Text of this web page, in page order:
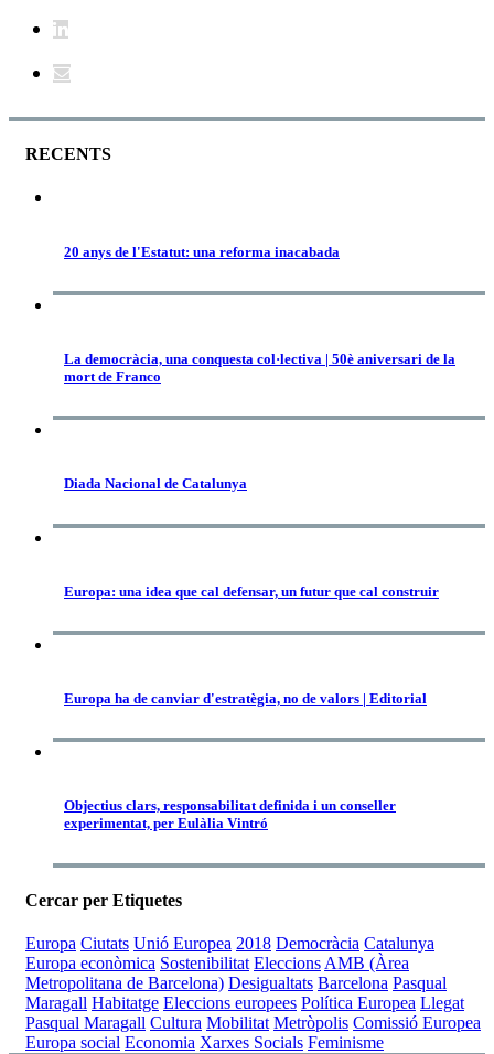
RECENTS
20 anys de l'Estatut: una reforma inacabada
La democràcia, una conquesta col·lectiva | 50è aniversari de la
mort de Franco
Diada Nacional de Catalunya
Europa: una idea que cal defensar, un futur que cal construir
Europa ha de canviar d'estratègia, no de valors | Editorial
Objectius clars, responsabilitat definida i un conseller
experimentat, per Eulàlia Vintró
Cercar per Etiquetes
Europa Ciutats Unió Europea 2018 Democràcia Catalunya
Europa econòmica Sostenibilitat Eleccions AMB (Àrea
Metropolitana de Barcelona) Desigualtats Barcelona Pasqual
Maragall Habitatge Eleccions europees Política Europea Llegat
Pasqual Maragall Cultura Mobilitat Metròpolis Comissió Europea
Europa social Economia Xarxes Socials Feminisme